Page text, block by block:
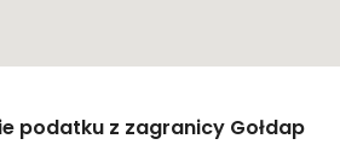
Pokaż trasę
podatku z zagranicy Gołdap